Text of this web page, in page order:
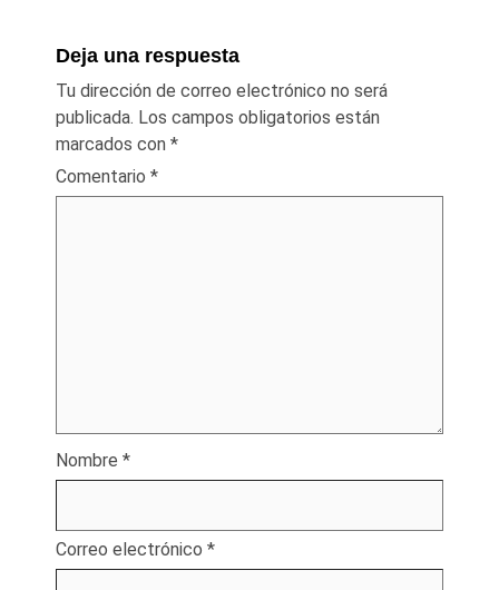
Deja una respuesta
Tu dirección de correo electrónico no será
publicada. Los campos obligatorios están
marcados con *
Comentario *
Nombre *
Correo electrónico *